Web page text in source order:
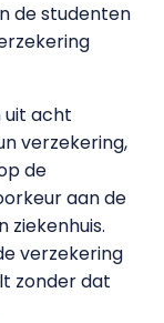
de studenten
uit acht
verzekering,
de
aan de
ziekenhuis.
verzekering
zonder dat